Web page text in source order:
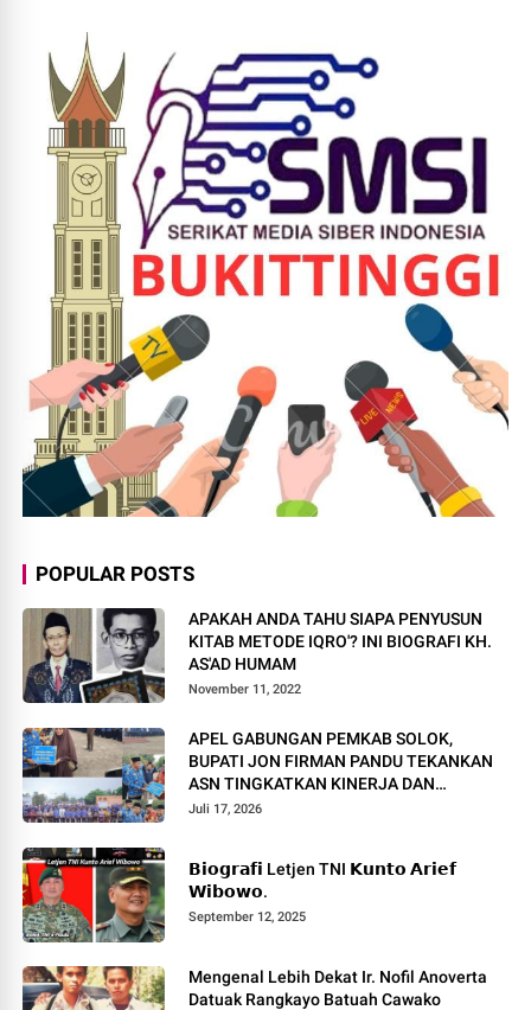
POPULAR POSTS
APAKAH ANDA TAHU SIAPA PENYUSUN
KITAB METODE IQRO'? INI BIOGRAFI KH.
AS'AD HUMAM
November 11, 2022
APEL GABUNGAN PEMKAB SOLOK,
BUPATI JON FIRMAN PANDU TEKANKAN
ASN TINGKATKAN KINERJA DAN
PELAYANAN MASYARAKAT.
Juli 17, 2026
𝗕𝗶𝗼𝗴𝗿𝗮𝗳𝗶 Letjen TNI 𝗞𝘂𝗻𝘁𝗼 𝗔𝗿𝗶𝗲𝗳
𝗪𝗶𝗯𝗼𝘄𝗼.
September 12, 2025
Mengenal Lebih Dekat Ir. Nofil Anoverta
Datuak Rangkayo Batuah Cawako